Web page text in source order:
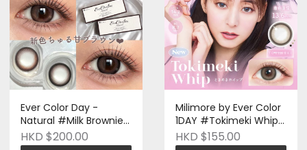
Ever Color Day -
Natural #Milk Brownie |
二十片裝 | 日本品牌 |
Pre-order
HKD $200.00
Milimore by Ever Color
1DAY #Tokimeki Whip |
十片裝 | 日本品牌 | Pre-
Order
HKD $155.00